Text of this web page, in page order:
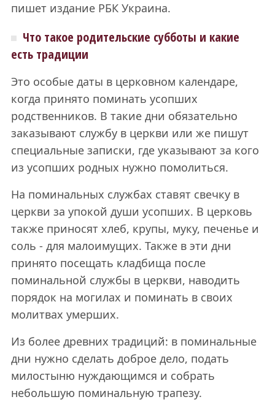
пишет издание РБК Украина.
Что такое родительские субботы и какие
есть традиции
Это особые даты в церковном календаре,
когда принято поминать усопших
родственников. В такие дни обязательно
заказывают службу в церкви или же пишут
специальные записки, где указывают за кого
из усопших родных нужно помолиться.
На поминальных службах ставят свечку в
церкви за упокой души усопших. В церковь
также приносят хлеб, крупы, муку, печенье и
соль - для малоимущих. Также в эти дни
принято посещать кладбища после
поминальной службы в церкви, наводить
порядок на могилах и поминать в своих
молитвах умерших.
Из более древних традиций: в поминальные
дни нужно сделать доброе дело, подать
милостыню нуждающимся и собрать
небольшую поминальную трапезу.